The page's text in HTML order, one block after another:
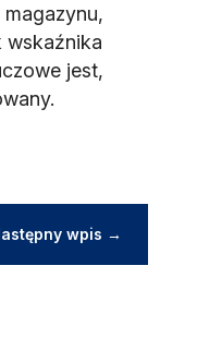
wskaźnika
jest,
wpis →